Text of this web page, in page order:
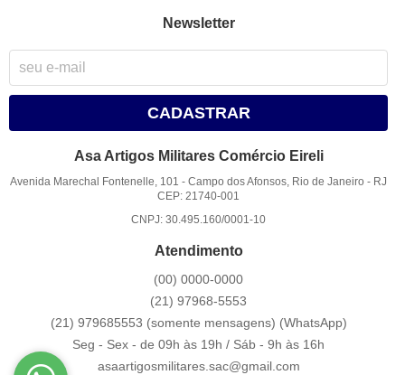
Newsletter
CADASTRAR
Asa Artigos Militares Comércio Eireli
Avenida Marechal Fontenelle, 101 -Campo dos Afonsos, Rio de Janeiro - RJ
CEP: 21740-001
CNPJ: 30.495.160/0001-10
Atendimento
(00) 0000-0000
(21) 97968-5553
(21) 979685553 (somente mensagens) (WhatsApp)
Seg - Sex - de 09h às 19h / Sáb - 9h às 16h
asaartigosmilitares.sac@gmail.com